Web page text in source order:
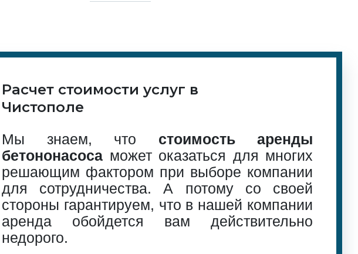
Расчет стоимости услуг в
Чистополе
Мы знаем, что стоимость аренды
бетононасоса может оказаться для многих
решающим фактором при выборе компании
для сотрудничества. А потому со своей
стороны гарантируем, что в нашей компании
аренда обойдется вам действительно
недорого.